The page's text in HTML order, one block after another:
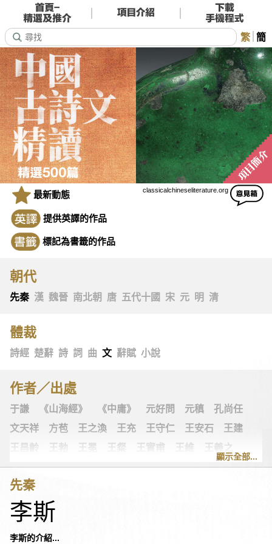
繁 簡
classicalchineseliterature.org
最新動態
提供英譯的作品
標記為書籤的作品
朝代
先秦 漢 魏晉 南北朝 唐 五代十國 宋 元 明 清
體裁
詩經 楚辭 詩 詞 曲 文 辭賦 小說
作者／出處
于謙 《山海經》 《中庸》 元好問 元稹
孔尚任
文天祥
方苞 王之渙 王充 王守仁 王安石
王建
王昌齡
王勃 王冕 王粲 王實甫 王維
王羲之
王翰
王觀 王讜 古詩十九首 古歌謠
史可法
司空圖
《左傳》
朱敦儒
朱慶餘
顯示全部...
先秦
李斯
李斯的介紹...